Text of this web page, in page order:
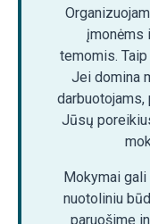
įmonėms
temomis.
Jei domina
Jūsų
Mokymai
nuotoliniu
paruošime